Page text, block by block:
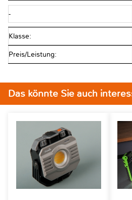
-
Klasse:
Preis/Leistung:
Das könnte Sie auch